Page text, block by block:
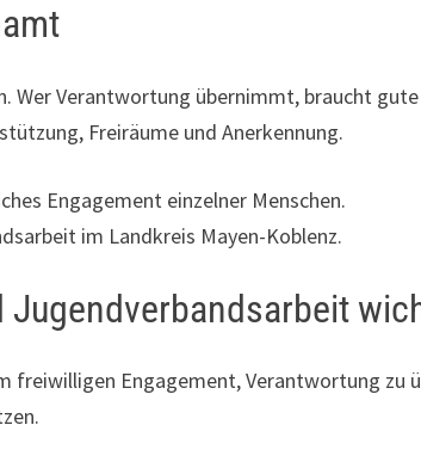
Wer Verantwortung übernimmt, braucht gute
Freiräume und Anerkennung.
Engagement einzelner Menschen.
im Landkreis Mayen-Koblenz.
Jugendverbandsarbeit
freiwilligen Engagement, Verantwortung zu